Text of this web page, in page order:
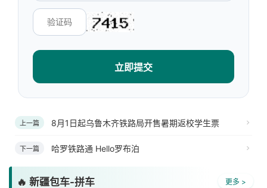
立即提交
上一篇 8月1日起乌鲁木齐铁路局开售暑期返校学生票
下一篇 哈罗铁路通 Hello罗布泊
🔥 新疆包车-拼车 更多 >